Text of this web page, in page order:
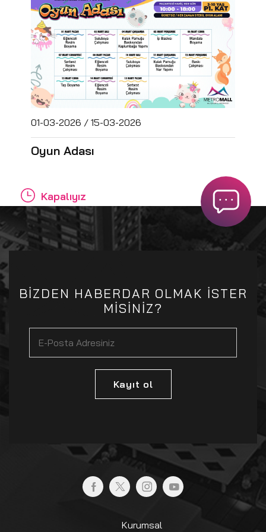
01-03-2026 / 15-03-2026
Oyun Adası
Kapalıyız
BİZDEN HABERDAR OLMAK İSTER
MİSİNİZ?
Kayıt ol
Kurumsal